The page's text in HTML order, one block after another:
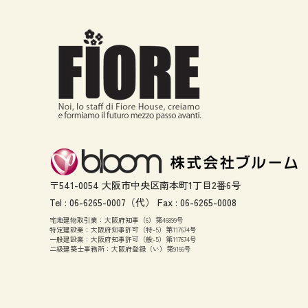
〒541-0054 大阪市中央区南本町1丁目2番6号
Tel : 06-6265-0007 （代） Fax : 06-6265-0008
宅地建物取引業：大阪府知事（6）第46899号
特定建設業：大阪府知事許可（特-5）第117674号
一般建設業：大阪府知事許可（般-5）第117674号
二級建築士事務所：大阪府登録（い）第9166号